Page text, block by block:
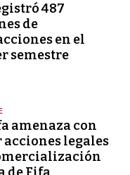
487
de
en el
semestre
amenaza con
legales
de Fifa